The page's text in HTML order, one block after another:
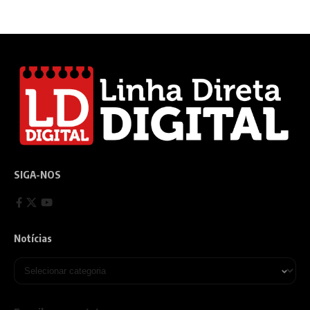
SIGA-NOS
Notícias